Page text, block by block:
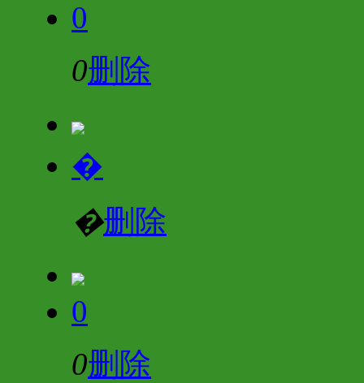
0
0删除
�
�删除
0
0删除